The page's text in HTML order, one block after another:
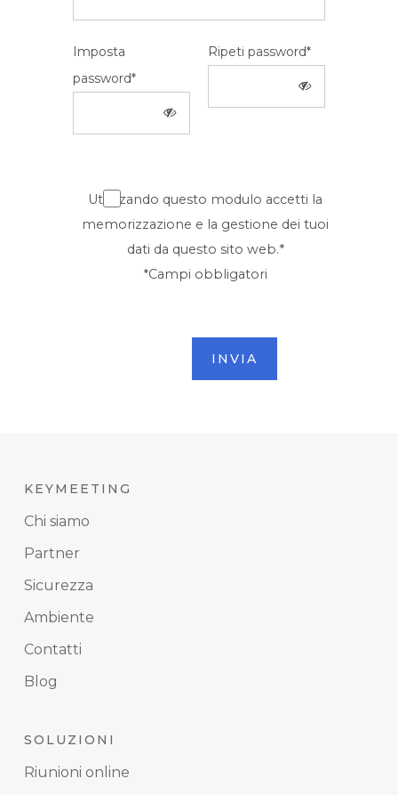
Imposta
password*
Ripeti password*
Utilizzando questo modulo accetti la
memorizzazione e la gestione dei tuoi
dati da questo sito web.*
*Campi obbligatori
KEYMEETING
Chi siamo
Partner
Sicurezza
Ambiente
Contatti
Blog
SOLUZIONI
Riunioni online